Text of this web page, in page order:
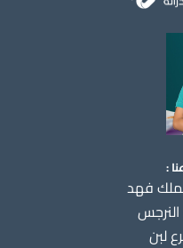
:
فهد
لبن